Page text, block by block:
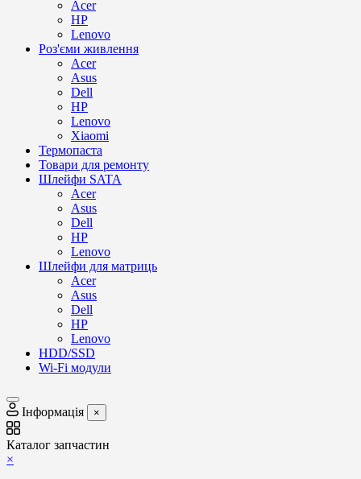
Acer
HP
Lenovo
Роз'єми живлення
Acer
Asus
Dell
HP
Lenovo
Xiaomi
Термопаста
Товари для ремонту
Шлейфи SATA
Acer
Asus
Dell
HP
Lenovo
Шлейфи для матриць
Acer
Asus
Dell
HP
Lenovo
HDD/SSD
Wi-Fi модули
Інформація ×
Каталог запчастин
×